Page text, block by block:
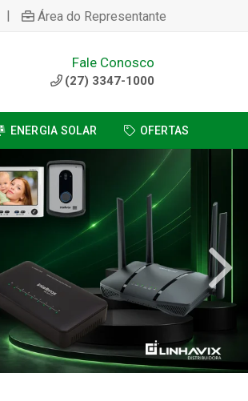
| Área do Representante
Fale Conosco
(27) 3347-1000
ENERGIA SOLAR OFERTAS